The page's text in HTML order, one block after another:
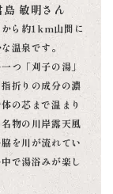
敏明さん
ら約1km山間に
温泉です。
つ「刈子の湯」
折りの成分の濃
の芯まで温まり
物の川岸露天風
を川が流れてい
で湯浴みが楽し